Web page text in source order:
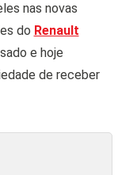
nas novas
do Renault
e hoje
de receber